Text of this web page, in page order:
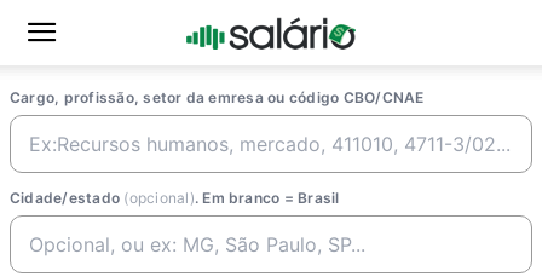
Cargo, profissão, setor da emresa ou código CBO/CNAE
Cidade/estado (opcional). Em branco = Brasil